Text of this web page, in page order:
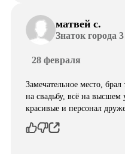
матвей с.
Знаток города
28 февраля
Замечательное место,
на свадьбу, всё на высшем
красивые и персонал